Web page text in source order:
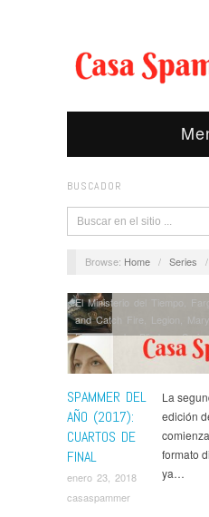
BUSCADOR
Browse: Home / Series /
SPAMMER DEL
AÑO (2017):
CUARTOS DE
FINAL
enero 23, 2018
casaspammer
El Ministerio del Tiempo
and Catch Fire
Legion
Black,Peaky Blinders,Series
Spammers del Mes,The
The Leftovers,Vikings
La
edición
formato
ya…